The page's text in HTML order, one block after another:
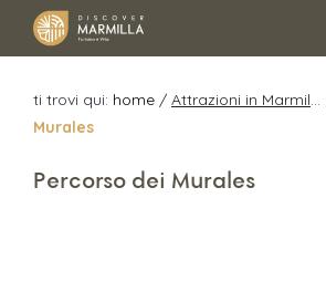
ti trovi qui: home /
Murales
Percorso dei Murales